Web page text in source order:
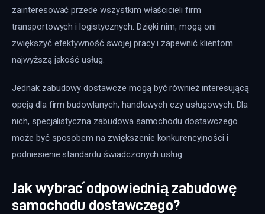
zainteresować przede wszystkim właścicieli firm
transportowych i logistycznych. Dzięki nim, mogą oni
zwiększyć efektywność swojej pracy i zapewnić klientom
najwyższą jakość usług.
Jednak zabudowy dostawcze mogą być również interesującą
opcją dla firm budowlanych, handlowych czy usługowych. Dla
nich, specjalistyczna zabudowa samochodu dostawczego
może być sposobem na zwiększenie konkurencyjności i
podniesienie standardu świadczonych usług.
Jak wybrać odpowiednią zabudowę
samochodu dostawczego?